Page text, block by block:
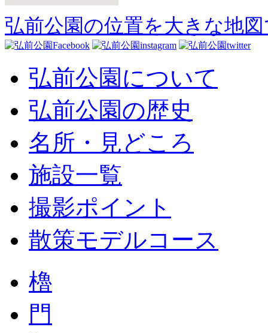
弘前公園の位置を大きな地
弘前公園について
弘前公園の歴史
名所・見どころ
施設一覧
撮影ポイント
散策モデルコース
櫓
門